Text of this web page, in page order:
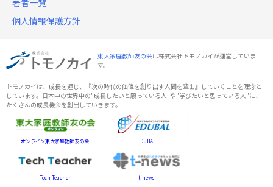
個人情報保護方針
東大家庭教師友の会は株式会社トモノカイが運営していま
す。
トモノカイは、成長を通じ、『次の時代の価値を創り出す人間を輩出』していくことを理念と
しています。日本中の世界中の"成長したいと願っている人"や"学びたいと思っている人"に、
たくさんの成長機会を創出していきます。
オンライン東大家庭教師友の会 EDUBAL
Tech Teacher t-news